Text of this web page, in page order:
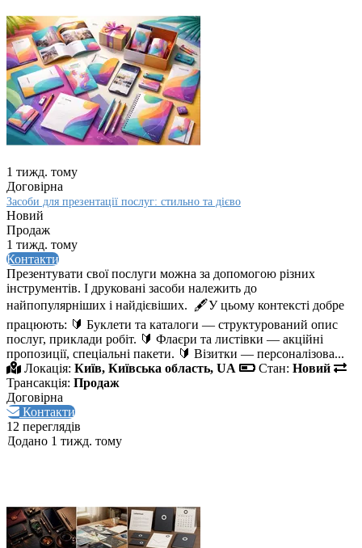
1 тижд. тому
Договірна
Засоби для презентації послуг: стильно та дієво
Новий
Продаж
1 тижд. тому
Контакти
Презентувати свої послуги можна за допомогою різних
інструментів. І друковані засоби належить до
найпопулярніших і найдієвіших. 🖋️У цьому контексті добре
працюють: 🔰 Буклети та каталоги — структурований опис
послуг, приклади робіт. 🔰 Флаєри та листівки — акційні
пропозиції, спеціальні пакети. 🔰 Візитки — персоналізова...
Локація: Київ, Київська область, UA Стан: Новий
Трансакція: Продаж
Договірна
Контакти
12 переглядів
Додано 1 тижд. тому